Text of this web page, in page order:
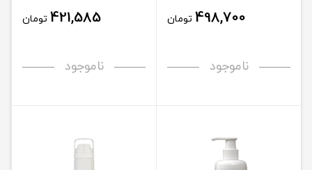
498,700 تومان
ناموجود
421,585 تومان
ناموجود